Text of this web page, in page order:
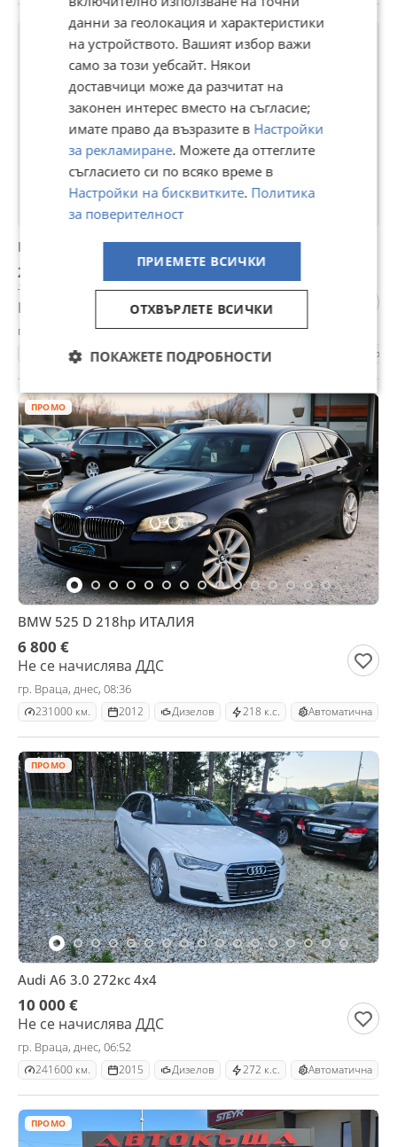
Peugeot 308
2 000 €
1 100 €
Не се начислява ДДС
гр. Враца, днес, 08:48
209334 км. 2009 Дизелов 136 к.с.
ПРОМО
BMW 525 D 218hp ИТАЛИЯ
6 800 €
Не се начислява ДДС
гр. Враца, днес, 08:36
231000 км. 2012 Дизелов 218 к.с. Автоматична
ПРОМО
Audi A6 3.0 272кс 4x4
10 000 €
Не се начислява ДДС
гр. Враца, днес, 06:52
241600 км. 2015 Дизелов 272 к.с. Автоматична
ПРОМО
данни за геолокация и характеристики
на устройството. Вашият избор важи
само за този уебсайт. Някои
доставчици може да разчитат на
законен интерес вместо на съгласие;
имате право да възразите в Настройки
за рекламиране. Можете да оттеглите
съгласието си по всяко време в
Настройки на бисквитките. Политика
за поверителност
ПРИЕМЕТЕ ВСИЧКИ
ОТХВЪРЛЕТЕ ВСИЧКИ
ПОКАЖЕТЕ ПОДРОБНОСТИ